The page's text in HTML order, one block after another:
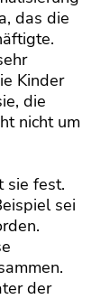
das die
Kinder
die
nicht um
sie fest.
sei
der